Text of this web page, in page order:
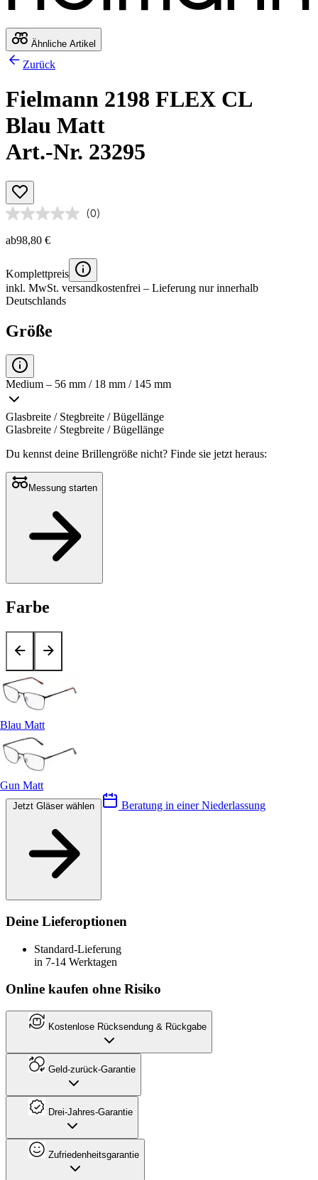
Ähnliche Artikel
Zurück
Fielmann 2198 FLEX CL
Blau Matt
Art.-Nr. 23295
(0)
ab98,80 €
Komplettpreis
inkl. MwSt. versandkostenfrei – Lieferung nur innerhalb
Deutschlands
Größe
Medium – 56 mm / 18 mm / 145 mm
Glasbreite / Stegbreite / Bügellänge
Glasbreite / Stegbreite / Bügellänge
Du kennst deine Brillengröße nicht? Finde sie jetzt heraus:
Messung starten
Farbe
Blau Matt
Gun Matt
Beratung in einer Niederlassung
Deine Lieferoptionen
Standard-Lieferung
in 7-14 Werktagen
Online kaufen ohne Risiko
Kostenlose Rücksendung & Rückgabe
Geld-zurück-Garantie
Drei-Jahres-Garantie
Zufriedenheitsgarantie